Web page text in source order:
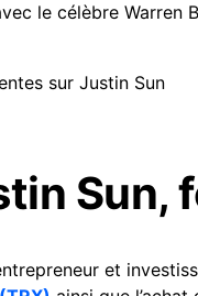
le célèbre Warren
sur Justin Sun
Sun,
et